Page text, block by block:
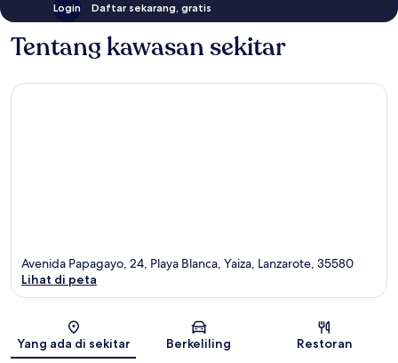
Login Daftar sekarang, gratis
Tentang kawasan sekitar
Peta
Avenida Papagayo, 24, Playa Blanca, Yaiza, Lanzarote, 35580
Lihat di peta
Yang ada di sekitar Berkeliling Restoran